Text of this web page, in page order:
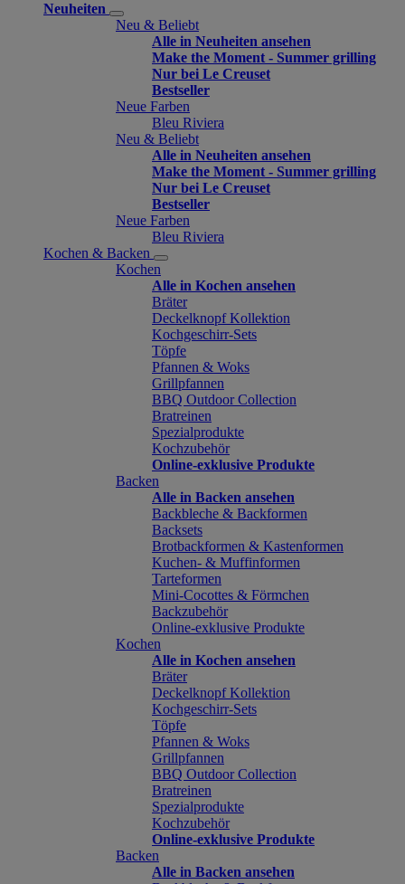
Neuheiten
Neu & Beliebt
Alle in Neuheiten ansehen
Make the Moment - Summer grilling
Nur bei Le Creuset
Bestseller
Neue Farben
Bleu Riviera
Neu & Beliebt
Alle in Neuheiten ansehen
Make the Moment - Summer grilling
Nur bei Le Creuset
Bestseller
Neue Farben
Bleu Riviera
Kochen & Backen
Kochen
Alle in Kochen ansehen
Bräter
Deckelknopf Kollektion
Kochgeschirr-Sets
Töpfe
Pfannen & Woks
Grillpfannen
BBQ Outdoor Collection
Bratreinen
Spezialprodukte
Kochzubehör
Online-exklusive Produkte
Backen
Alle in Backen ansehen
Backbleche & Backformen
Backsets
Brotbackformen & Kastenformen
Kuchen- & Muffinformen
Tarteformen
Mini-Cocottes & Förmchen
Backzubehör
Online-exklusive Produkte
Kochen
Alle in Kochen ansehen
Bräter
Deckelknopf Kollektion
Kochgeschirr-Sets
Töpfe
Pfannen & Woks
Grillpfannen
BBQ Outdoor Collection
Bratreinen
Spezialprodukte
Kochzubehör
Online-exklusive Produkte
Backen
Alle in Backen ansehen